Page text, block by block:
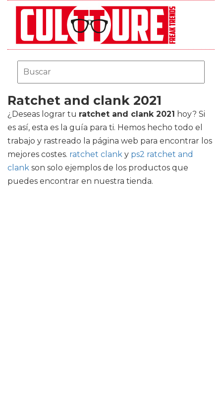
Ratchet and clank 2021
¿Deseas lograr tu ratchet and clank 2021 hoy? Si
es así, esta es la guía para ti. Hemos hecho todo el
trabajo y rastreado la página web para encontrar los
mejores costes. ratchet clank y ps2 ratchet and
clank son solo ejemplos de los productos que
puedes encontrar en nuestra tienda.